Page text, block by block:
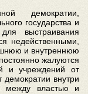
демократии,
государства и
выстраивания
недейственными,
и внутреннюю
жалуются
и учреждений от
внутри
между властью и